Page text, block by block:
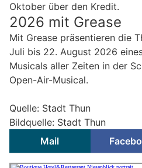
Oktober über den Kredit.
2026 mit Grease
Mit Grease präsentieren die
Juli bis 22. August 2026
Musicals aller Zeiten in der
Open-Air-Musical.
Quelle: Stadt Thun
Bildquelle: Stadt Thun
Mail